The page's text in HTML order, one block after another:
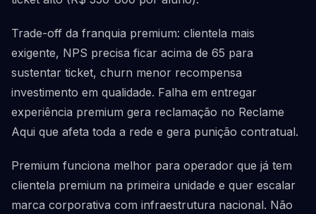
Trade-off da franquia premium: clientela mais
exigente, NPS precisa ficar acima de 65 para
sustentar ticket, churn menor recompensa
investimento em qualidade. Falha em entregar
experiência premium gera reclamação no Reclame
Aqui que afeta toda a rede e gera punição contratual.
Premium funciona melhor para operador que já tem
clientela premium na primeira unidade e quer escalar
marca corporativa com infraestrutura nacional. Não